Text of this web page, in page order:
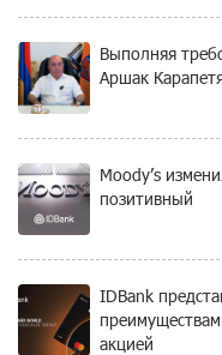
Выполняя
Аршак
Moody’s
позитивный
IDBank
акцией